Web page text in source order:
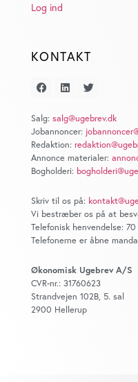
Log ind
KONTAKT
Salg: salg@ugebrev.dk
Jobannoncer:
Redaktion:
Annonce materialer:
Bogholderi:
Skriv til os på:
Vi bestræber os på at
Telefonisk henvendelse:
Telefonerne er åbne
Økonomisk Ugebrev A/S
CVR-nr.: 31760623
Strandvejen 102B, 5. sal
2900 Hellerup